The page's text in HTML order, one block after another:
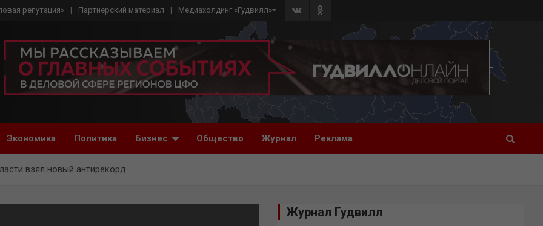
репутация» Партнерский материал Медиахолдинг «Гудвилл»
Экономика Политика Бизнес Общество Журнал Реклама
взял новый антирекорд
Журнал Гудвилл